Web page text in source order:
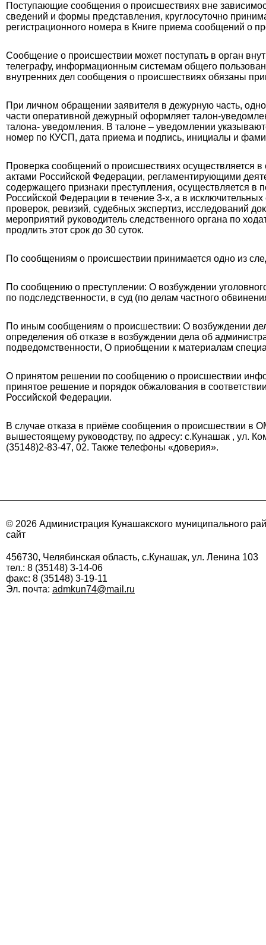
Поступающие сообщения о происшествиях вне
сведений и формы представления, круглосуточно
регистрационного номера в Книге приема сообщений о
Сообщение о происшествии может поступать в орган
телеграфу, информационным системам общего
внутренних дел сообщения о происшествиях обязаны
При личном обращении заявителя в дежурную часть,
части оперативной дежурный оформляет талон-
талона- уведомления. В талоне – уведомлении
номер по КУСП, дата приема и подпись, инициалы и
Проверка сообщений о происшествиях осуществляется
актами Российской Федерации, регламентирующими
содержащего признаки преступления, осуществляется в
Российской Федерации в течение 3-х, а в
проверок, ревизий, судебных экспертиз, исследований
мероприятий руководитель следственного органа по
продлить этот срок до 30 суток.
По сообщениям о происшествии принимается одно из
По сообщению о преступлении: О возбуждении
по подследственности, в суд (по делам частного
По иным сообщениям о происшествии: О возбуждении
определения об отказе в возбуждении дела об
подведомственности, О приобщении к материалам
О принятом решении по сообщению о происшествии
принятое решение и порядок обжалования в
Российской Федерации.
В случае отказа в приёме сообщения о происшествии в
вышестоящему руководству, по адресу: с.Кунашак , ул.
(35148)2-83-47, 02. Также телефоны «доверия».
© 2026 Администрация Кунашакского муниципального
сайт
456730, Челябинская область, с.Кунашак, ул. Ленина 103
тел.: 8 (35148) 3-14-06
факс: 8 (35148) 3-19-11
Эл. почта: admkun74@mail.ru